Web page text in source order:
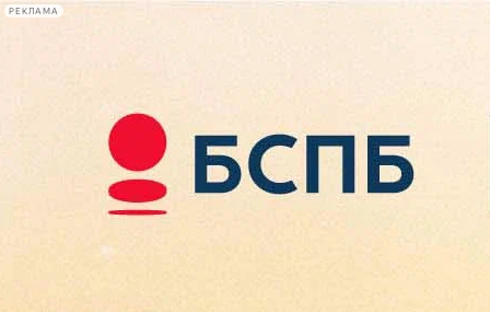
РЕКЛАМА
Сегодня:
2026.08.09
11:46
Афиша Plus